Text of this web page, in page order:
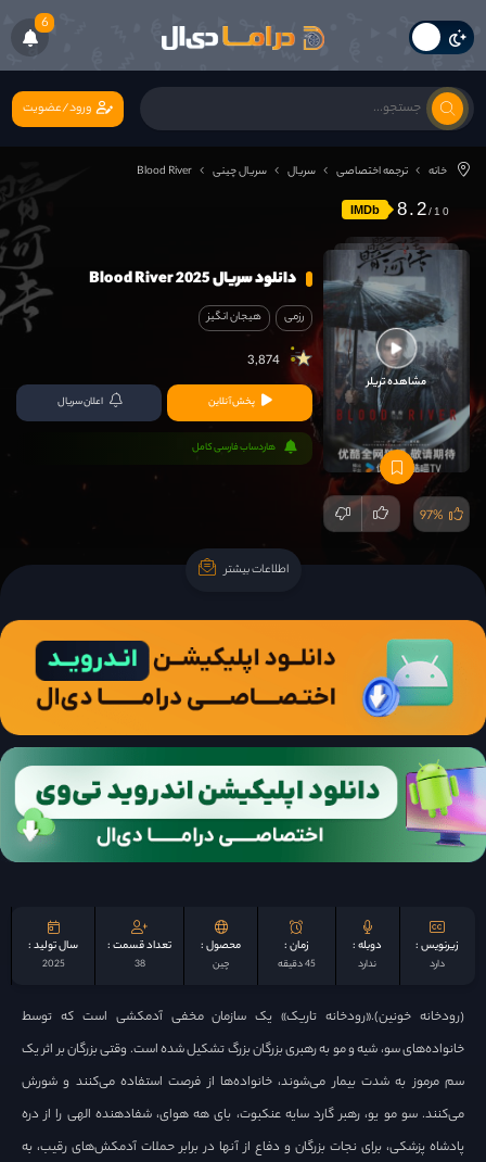
6
ورود/عضویت
خانه ترجمه اختصاصی سریال سریال چینی Blood River
IMDb 8.2
مشاهده تریلر
97%
دانلود سریال Blood River 2025
رزمی هیجان انگیز
3,874
پخش آنلاین اعلان سریال
هاردساب فارسی کامل
اطلاعات بیشتر
زیرنویس :
دارد
دوبله :
ندارد
زمان :
45 دقیقه
محصول :
چين
تعداد قسمت :
38
سال تولید :
2025
(رودخانه خونین).«رودخانه تاریک» یک سازمان مخفی آدمکشی است که توسط
خانواده‌های سو، شیه و مو به رهبری بزرگان بزرگ تشکیل شده است. وقتی بزرگان بر اثر یک
سم مرموز به شدت بیمار می‌شوند، خانواده‌ها از فرصت استفاده می‌کنند و شورش
می‌کنند. سو مو یو، رهبر گارد سایه عنکبوت، بای هه هوای، شفادهنده الهی را از دره
پادشاه پزشکی، برای نجات بزرگان و دفاع از آنها در برابر حملات آدمکش‌های رقیب، به